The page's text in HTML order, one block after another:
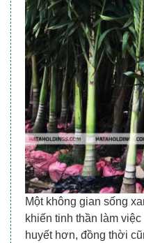
Một không gian sống
khiến tinh thần làm
huyết hơn, đồng thời